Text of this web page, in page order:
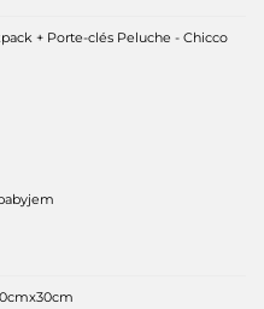
+ Porte-clés Peluche - Chicco